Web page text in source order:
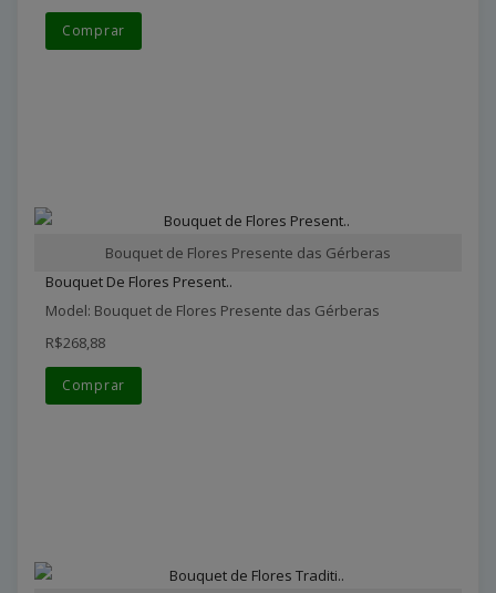
Comprar
Bouquet de Flores Presente das Gérberas
Bouquet De Flores Present..
Model: Bouquet de Flores Presente das Gérberas
R$268,88
Comprar